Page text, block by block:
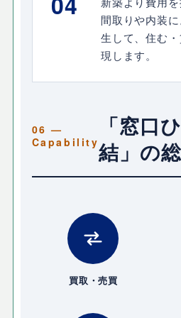
新築より費用
間取りや内装
生して、住む
現します。
「窓口
結」の
買取・売買